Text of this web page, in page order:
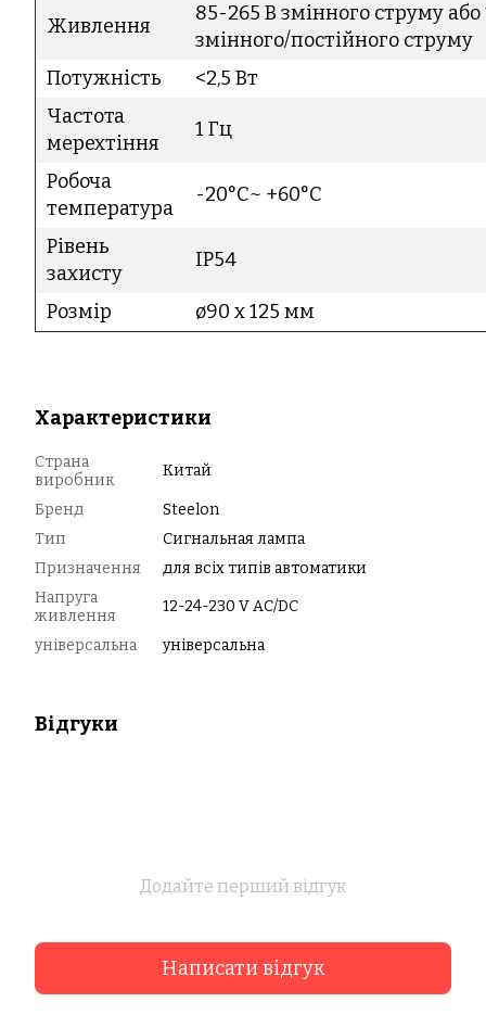
Живлення
85-265 В змінного струму або
змінного/постійного струму
Потужність
<2,5 Вт
Частота
мерехтіння
1 Гц
Робоча
температура
-20°C~ +60°C
Рівень
захисту
IP54
Розмір ø90 x 125 мм
Характеристики
Страна
виробник
Китай
Бренд
Steelon
Тип
Сигнальная лампа
Призначення
для всіх типів автоматики
Напруга
живлення
12-24-230 V AC/DC
універсальна універсальна
Відгуки
Додайте перший відгук
Написати відгук